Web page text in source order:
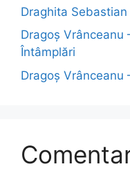
Draghita
Dragoş Vrânceanu
Întâmplări
Dragoş Vrânceanu